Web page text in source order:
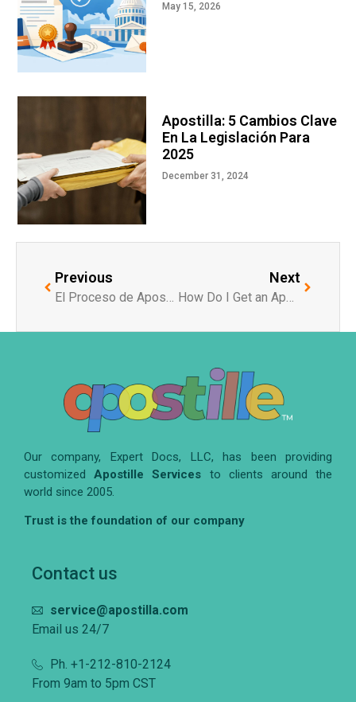
May 15, 2026
Apostilla: 5 Cambios Clave
En La Legislación Para
2025
December 31, 2024
Previous
El Proceso de Apostilla para Documentos de Herencia y Testamentos
Next
How Do I Get an Apostille in the US?
Our company, Expert Docs, LLC, has been providing
customizedApostille Services to clients around the
world since 2005.
Trust is the foundation of our company
Contact us
service@apostilla.com
Email us 24/7
Ph. +1-212-810-2124
From 9am to 5pm CST